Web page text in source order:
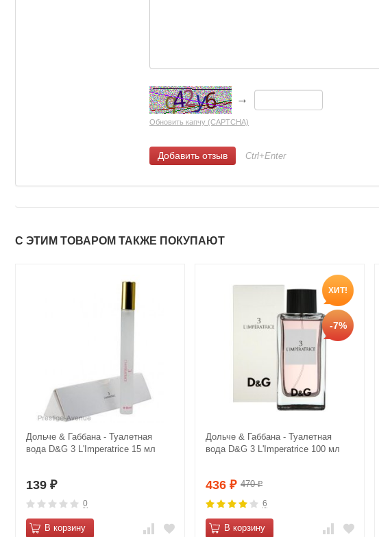
→
Обновить капчу (CAPTCHA)
Ctrl+Enter
С ЭТИМ ТОВАРОМ ТАКЖЕ ПОКУПАЮТ
Дольче & Габбана - Туалетная
вода D&G 3 L'Imperatrice 15 мл
139 ₽
0
В корзину
ХИТ!
-7%
Дольче & Габбана - Туалетная
вода D&G 3 L'Imperatrice 100 мл
436 ₽ 470₽
6
В корзину